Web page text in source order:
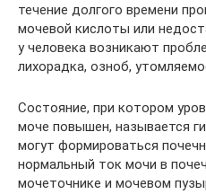
течение долгого времени
мочевой кислоты или
у человека возникают
лихорадка, озноб,
Состояние, при котором
моче повышен, называется
могут формироваться
нормальный ток мочи в
мочеточнике и мочевом